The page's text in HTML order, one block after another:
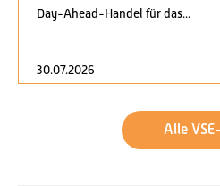
Day-Ahead-Handel für das...
30.07.2026
Alle